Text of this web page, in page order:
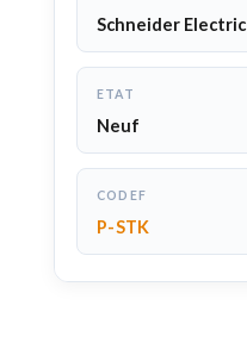
Schneider Electric
ETAT
Neuf
CODEF
P-STK